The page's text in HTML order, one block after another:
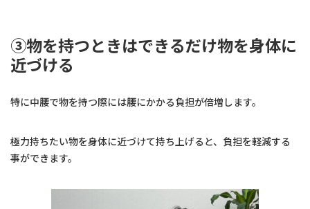
③物を持つときはできるだけ物を身体に
近づける
特に中腰で物を持つ際には腰にかかる負担が倍増します。
極力持ちたい物を身体に近づけて持ち上げると、負担を軽減する
事ができます。